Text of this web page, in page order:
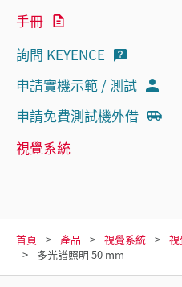
手冊
詢問 KEYENCE
申請實機示範 / 測試
申請免費測試機外借
視覺系統
首頁 產品 視覺系統
多光譜照明 50 mm